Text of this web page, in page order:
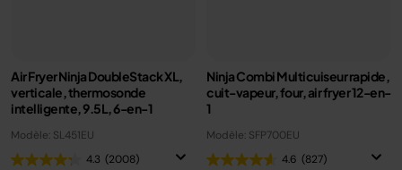
Air Fryer Ninja DoubleStack XL,
verticale, thermosonde
intelligente, 9.5L, 6-en-1
Modèle: SL451EU
4.3 (2008)
Ninja Combi Multicuiseur rapide,
cuit-vapeur, four, air fryer 12-en-
1
Modèle: SFP700EU
4.6 (827)